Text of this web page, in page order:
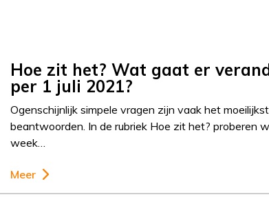
Hoe zit het? Wat gaat er
per 1 juli 2021?
Ogenschijnlijk simpele vragen zijn vaak het
beantwoorden. In de rubriek Hoe zit het? proberen
week…
Meer